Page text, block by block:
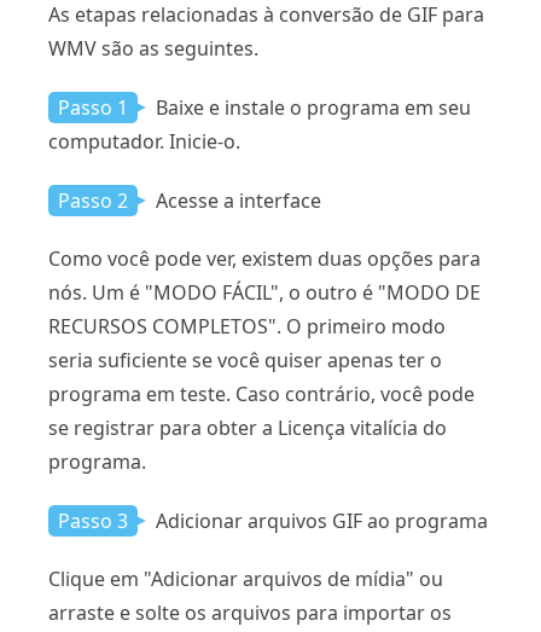
As etapas relacionadas à conversão de GIF para
WMV são as seguintes.
Passo 1
Baixe e instale o programa em seu
computador. Inicie-o.
Passo 2 Acesse a interface
Como você pode ver, existem duas opções para
nós. Um é "MODO FÁCIL", o outro é "MODO DE
RECURSOS COMPLETOS". O primeiro modo
seria suficiente se você quiser apenas ter o
programa em teste. Caso contrário, você pode
se registrar para obter a Licença vitalícia do
programa.
Passo 3 Adicionar arquivos GIF ao programa
Clique em "Adicionar arquivos de mídia" ou
arraste e solte os arquivos para importar os